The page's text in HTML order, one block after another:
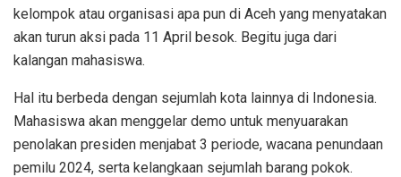
kelompok atau organisasi apa pun di Aceh yang menyatakan
akan turun aksi pada 11 April besok. Begitu juga dari
kalangan mahasiswa.
Hal itu berbeda dengan sejumlah kota lainnya di Indonesia.
Mahasiswa akan menggelar demo untuk menyuarakan
penolakan presiden menjabat 3 periode, wacana penundaan
pemilu 2024, serta kelangkaan sejumlah barang pokok.